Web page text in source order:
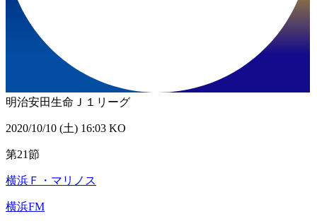
明治安田生命Ｊ１リーグ
2020/10/10 (土) 16:03 KO
第21節
横浜Ｆ・マリノス
横浜FM